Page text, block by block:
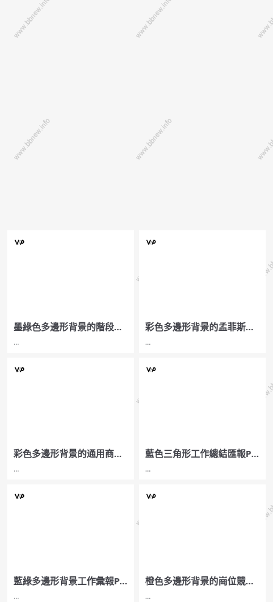
墨綠色多邊形背景的階段工
...
彩色多邊形背景的孟菲斯風
...
彩色多邊形背景的通用商務
...
藍色三角形工作總結匯報PP
...
藍綠多邊形背景工作彙報PP
...
橙色多邊形背景的崗位競聘
...